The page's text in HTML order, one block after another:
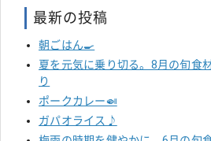
最新の投稿
朝ごはん🍳
夏を元気に乗り切る。8月の旬食
り
ポークカレー🍛
ガパオライス♪